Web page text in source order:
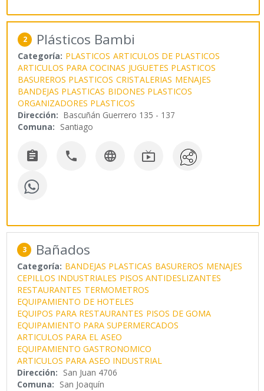
2 Plásticos Bambi
Categoría: PLASTICOS ARTICULOS DE PLASTICOS
ARTICULOS PARA COCINAS JUGUETES PLASTICOS
BASUREROS PLASTICOS CRISTALERIAS MENAJES
BANDEJAS PLASTICAS BIDONES PLASTICOS
ORGANIZADORES PLASTICOS
Dirección: Bascuñán Guerrero 135 - 137
Comuna: Santiago
   
3 Bañados
Categoría: BANDEJAS PLASTICAS BASUREROS MENAJES
CEPILLOS INDUSTRIALES PISOS ANTIDESLIZANTES
RESTAURANTES TERMOMETROS
EQUIPAMIENTO DE HOTELES
EQUIPOS PARA RESTAURANTES PISOS DE GOMA
EQUIPAMIENTO PARA SUPERMERCADOS
ARTICULOS PARA EL ASEO
EQUIPAMIENTO GASTRONOMICO
ARTICULOS PARA ASEO INDUSTRIAL
Dirección: San Juan 4706
Comuna: San Joaquín